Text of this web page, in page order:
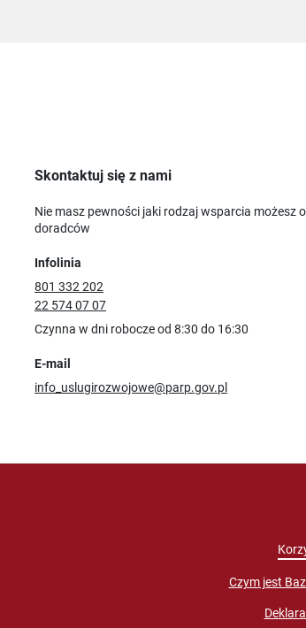
Skontaktuj się z nami
Nie masz pewności jaki rodzaj wsparcia możesz
doradców
Infolinia
801 332 202
22 574 07 07
Czynna w dni robocze od 8:30 do 16:30
E-mail
info_uslugirozwojowe@parp.gov.pl
Czym jest